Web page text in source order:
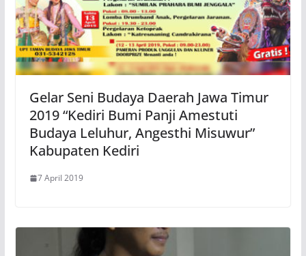
Gelar Seni Budaya Daerah Jawa Timur
2019 “Kediri Bumi Panji Amestuti
Budaya Leluhur, Angesthi Misuwur”
Kabupaten Kediri
7 April 2019